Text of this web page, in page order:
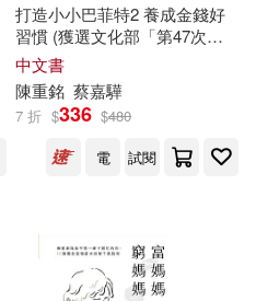
打造小小巴菲特2 養成金錢好
習慣 (獲選文化部「第47次中
小學生讀物選介」)
中文書
陳重銘 蔡嘉驊
7 折 $336 $480
電
試閱